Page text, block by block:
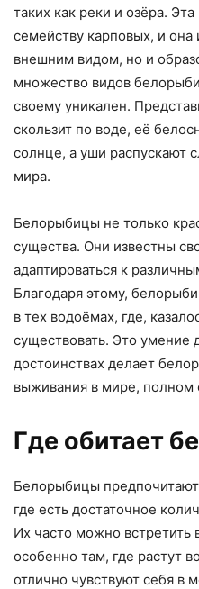
таких как реки и озёра.
семейству карповых, и она
внешним видом, но и
множество видов
своему уникален.
скользит по воде, её
солнце, а уши распускают
мира.
Белорыбицы не только
существа. Они известны
адаптироваться к
Благодаря этому,
в тех водоёмах, где,
существовать. Это умение
достоинствах делает
выживания в мире, полном
Где обитает
Белорыбицы предпочитают
где есть достаточное
Их часто можно встретить
особенно там, где растут
отлично чувствуют себя в